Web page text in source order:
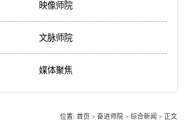
映像师院
文脉师院
媒体聚焦
位置: 首页 > 奋进师院 > 综合新闻 > 正文